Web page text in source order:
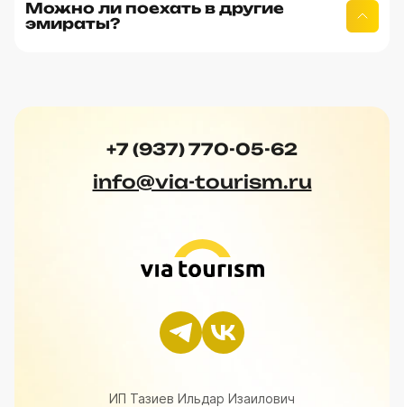
Можно ли поехать в другие
эмираты?
+7 (937) 770-05-62
info@via-tourism.ru
ИП Тазиев Ильдар Изаилович